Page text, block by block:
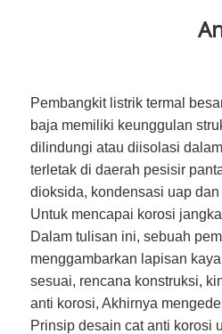
Pembangkit listrik termal
baja memiliki keunggulan
dilindungi atau diisolasi
terletak di daerah pesisir
dioksida, kondensasi uap
Untuk mencapai korosi
Dalam tulisan ini, sebuah
menggambarkan lapisan
sesuai, rencana konstruksi,
anti korosi, Akhirnya
Prinsip desain cat anti korosi